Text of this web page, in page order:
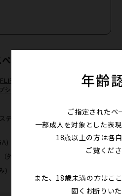
ック
FLIP WARMER
ション(TENGA)
eギフト対応商品
ティック/ヒートスティックケース/
装込み）
）/約195g（本体のみ）
年齢
ご指定されたペ
一部成人を対象とした表
18歳以上の方は各
ご覧くだ
また、18歳未満の方はこ
固くお断りい